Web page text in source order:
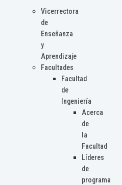
Vicerrectora
de
Enseñanza
y
Aprendizaje
Facultades
Facultad
de
Ingeniería
Acerca
de
la
Facultad
Líderes
de
programa